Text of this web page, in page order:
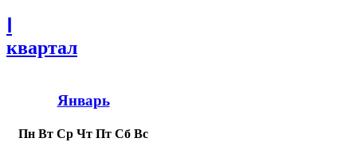
квартал
Январь
Пн Вт Ср Чт Пт Сб Вс